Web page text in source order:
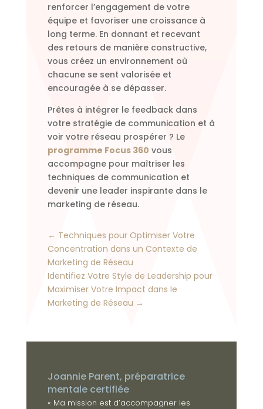
renforcer l’engagement de votre
équipe et favoriser une croissance à
long terme. En donnant et recevant
des retours de manière constructive,
vous créez un environnement où
chacune se sent valorisée et
encouragée à se dépasser.
Prêtes à intégrer le feedback dans
votre stratégie de communication et à
voir votre réseau prospérer ? Le
programme Focus 360 vous
accompagne pour maîtriser les
techniques de communication et
devenir une leader inspirante dans le
marketing de réseau.
← Techniques pour Optimiser Votre
Concentration dans un Contexte de
Marketing de Réseau
Identifiez Votre Style de Leadership pour
Maximiser Votre Impact dans le
Marketing de Réseau →
Joannie Parent, préparatrice
mentale certifiée
« Ma mission est d’accompagner les